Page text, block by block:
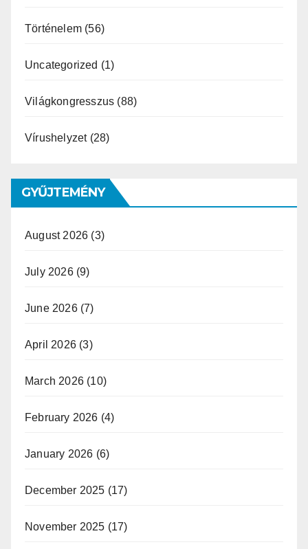
Történelem (56)
Uncategorized (1)
Világkongresszus (88)
Vírushelyzet(28)
GYŰJTEMÉNY
August 2026 (3)
July 2026(9)
June 2026(7)
April 2026 (3)
March 2026 (10)
February 2026 (4)
January 2026 (6)
December 2025 (17)
November 2025 (17)